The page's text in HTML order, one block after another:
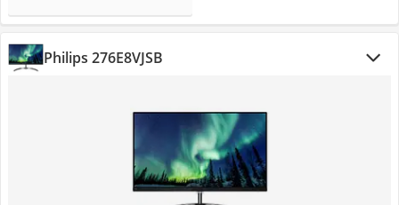
Philips 276E8VJSB